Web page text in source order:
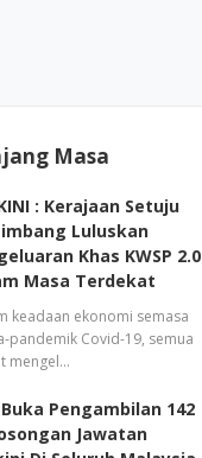
Masa
: Kerajaan Setuju
Luluskan
Khas KWSP 2.0
Masa Terdekat
keadaan ekonomi semasa
pandemik Covid-19, semua
mengel…
Buka Pengambilan 142
Jawatan